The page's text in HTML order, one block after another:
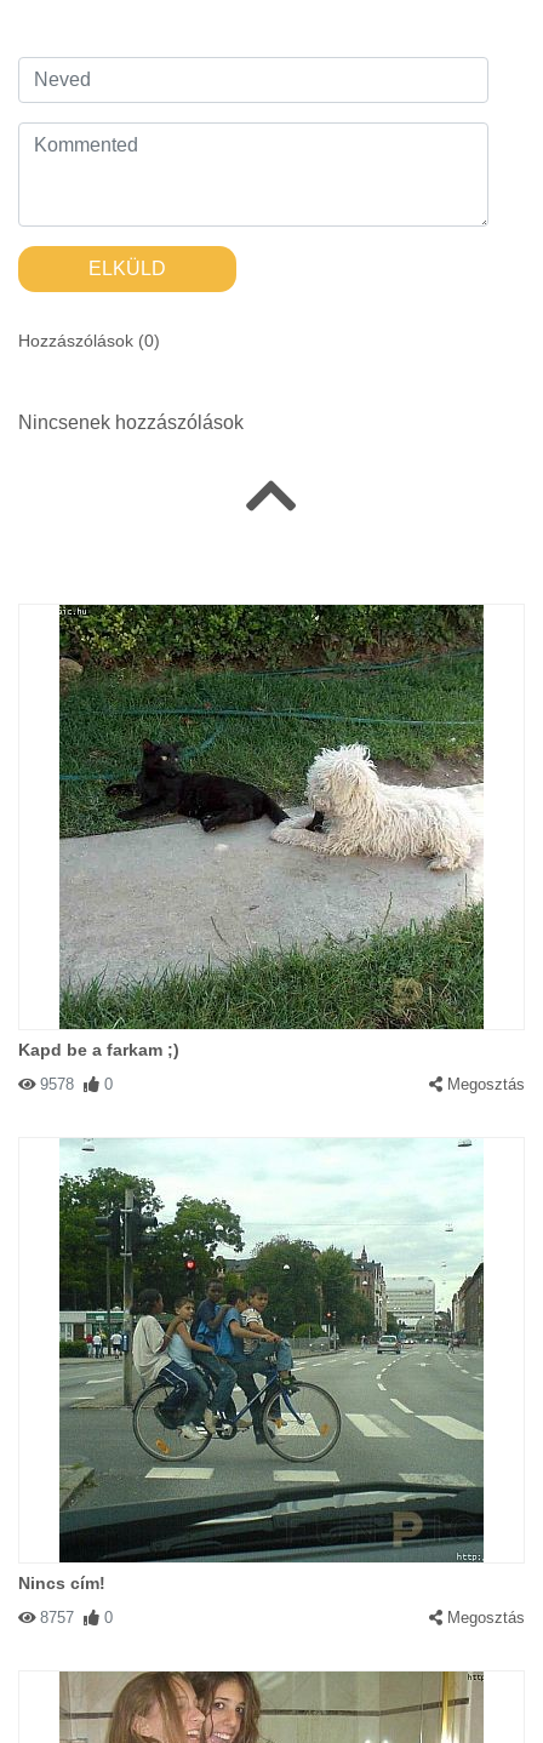
ELKÜLD
Hozzászólások (0)
Nincsenek hozzászólások
Kapd be a farkam ;)
9578 0 Megosztás
Nincs cím!
8757 0 Megosztás